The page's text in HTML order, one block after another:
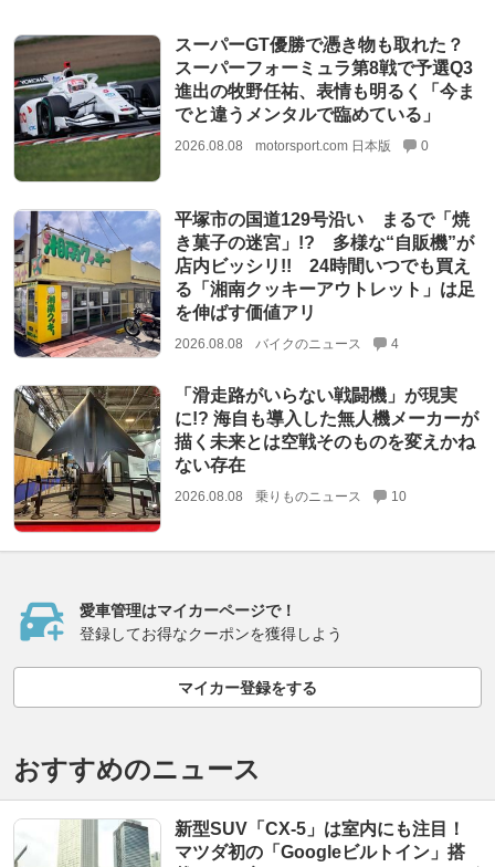
スーパーGT優勝で憑き物も取れた？
スーパーフォーミュラ第8戦で予選Q3
進出の牧野任祐、表情も明るく「今ま
でと違うメンタルで臨めている」
2026.08.08 motorsport.com 日本版 0
平塚市の国道129号沿い まるで「焼
き菓子の迷宮」!? 多様な“自販機”が
店内ビッシリ!! 24時間いつでも買え
る「湘南クッキーアウトレット」は足
を伸ばす価値アリ
2026.08.08 バイクのニュース 4
「滑走路がいらない戦闘機」が現実
に!? 海自も導入した無人機メーカーが
描く未来とは空戦そのものを変えかね
ない存在
2026.08.08 乗りものニュース 10
愛車管理はマイカーページで！
登録してお得なクーポンを獲得しよう
マイカー登録をする
おすすめのニュース
新型SUV「CX-5」は室内にも注目！
マツダ初の「Googleビルトイン」搭